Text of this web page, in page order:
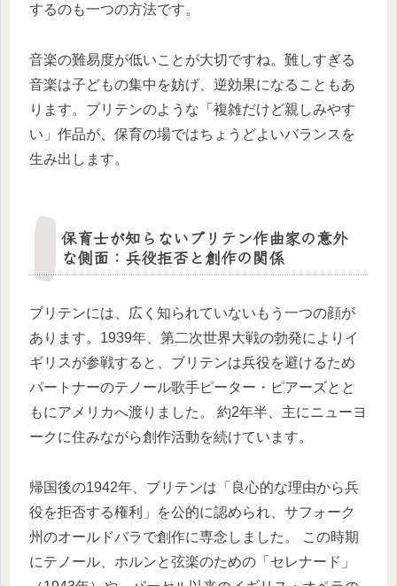
するのも一つの方法です。
音楽の難易度が低いことが大切ですね。難しすぎる
音楽は子どもの集中を妨げ、逆効果になることもあ
ります。ブリテンのような「複雑だけど親しみやす
い」作品が、保育の場ではちょうどよいバランスを
生み出します。
保育士が知らないブリテン作曲家の意外
な側面：兵役拒否と創作の関係
ブリテンには、広く知られていないもう一つの顔が
あります。1939年、第二次世界大戦の勃発によりイ
ギリスが参戦すると、ブリテンは兵役を避けるため
パートナーのテノール歌手ピーター・ピアーズとと
もにアメリカへ渡りました。 約2年半、主にニューヨ
ークに住みながら創作活動を続けています。
帰国後の1942年、ブリテンは「良心的な理由から兵
役を拒否する権利」を公的に認められ、サフォーク
州のオールドバラで創作に専念しました。 この時期
にテノール、ホルンと弦楽のための「セレナード」